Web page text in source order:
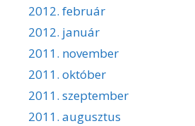
2012. február
2012. január
2011. november
2011. október
2011. szeptember
2011. augusztus